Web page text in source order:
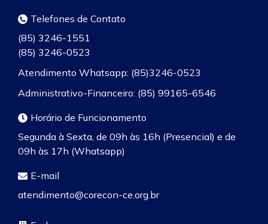
Telefones de Contato
(85) 3246-1551
(85) 3246-0523
Atendimento Whatsapp: (85)3246-0523
Administrativo-Financeiro: (85) 99165-6546
Horário de Funcionamento
Segunda à Sexta, de 09h às 16h (Presencial) e de
09h às 17h (Whatsapp)
E-mail
atendimento@corecon-ce.org.br